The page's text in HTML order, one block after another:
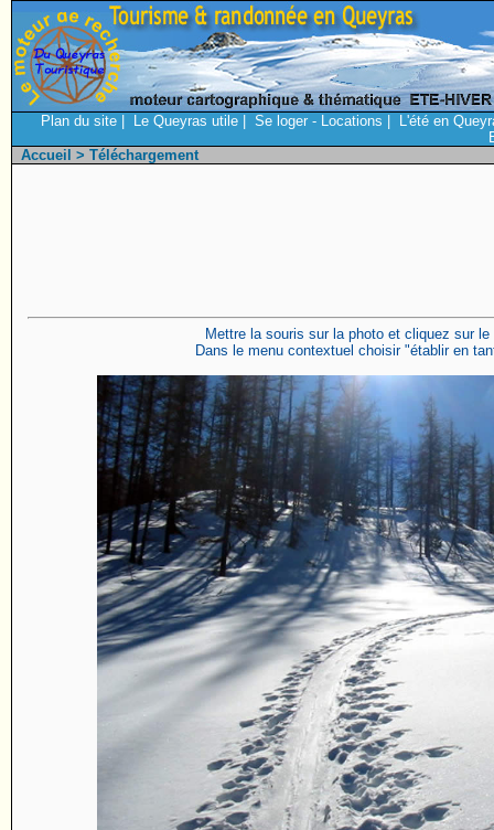
Plan du site Le Queyras utile Se loger - Locations
L'été en
Accueil > Téléchargement
Mettre la souris sur la photo et cliquez sur
Dans le menu contextuel choisir "établir en